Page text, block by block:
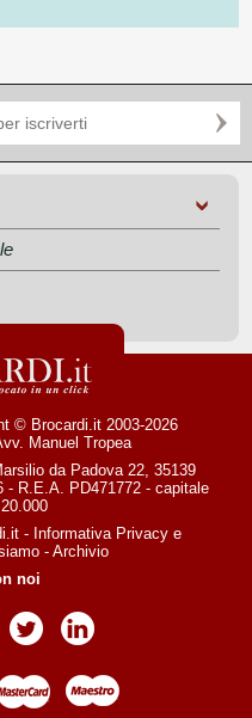
© Brocardi.it 2003-2026
Manuel Tropea
da Padova 22, 35139
- R.E.A. PD471772 - capitale
- Informativa Privacye
- Archivio
noi
Facebook
Pagina TwitterPagina LinkedIn